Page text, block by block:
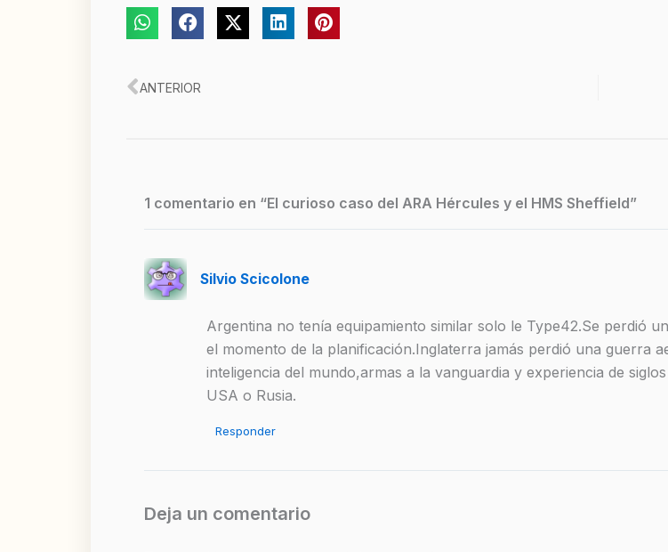
Ant
ANTERIOR
1 comentario en “El curioso caso del ARA Hércules y el HMS Sheffield”
Silvio Scicolone
Argentina no tenía equipamiento similar solo le Type42.Se perdió
el momento de la planificación.Inglaterra jamás perdió una guerra
inteligencia del mundo,armas a la vanguardia y experiencia de
USA o Rusia.
Responder
Deja un comentario